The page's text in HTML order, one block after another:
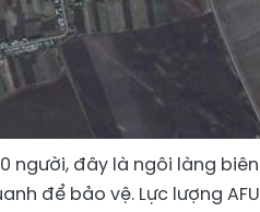
người, đây là ngôi làng biên
để bảo vệ. Lực lượng AFU